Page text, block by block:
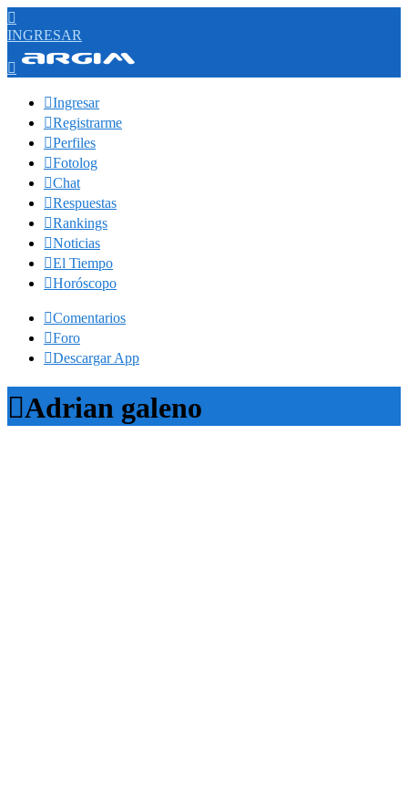

INGRESAR

Ingresar
Registrarme
Perfiles
Fotolog
Chat
Respuestas
Rankings
Noticias
El Tiempo
Horóscopo
Comentarios
Foro
Descargar App
Adrian galeno